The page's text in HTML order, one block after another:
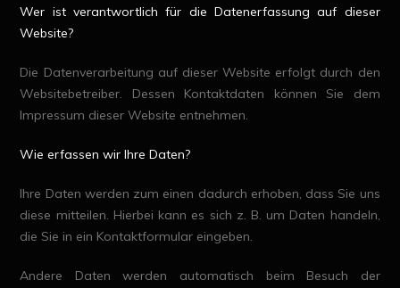
Wer ist verantwortlich für die Datenerfassung auf dieser
Website?
Die Datenverarbeitung auf dieser Website erfolgt durch den
Websitebetreiber. Dessen Kontaktdaten können Sie dem
Impressum dieser Website entnehmen.
Wie erfassen wir Ihre Daten?
Ihre Daten werden zum einen dadurch erhoben, dass Sie uns
diese mitteilen. Hierbei kann es sich z. B. um Daten handeln,
die Sie in ein Kontaktformular eingeben.
Andere Daten werden automatisch beim Besuch der